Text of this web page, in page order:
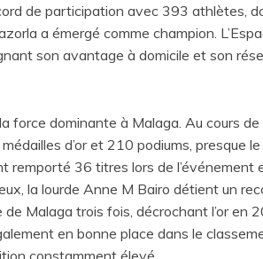
de participation avec 393 athlètes,
a émergé comme champion.
son avantage à domicile et son
force dominante à Malaga. Au cours
d’or et 210 podiums, presque
remporté 36 titres lors de
la lourde Anne M Bairo détient un
de Malaga trois fois, décrochant l’or en
en bonne place dans le
constamment élevé.